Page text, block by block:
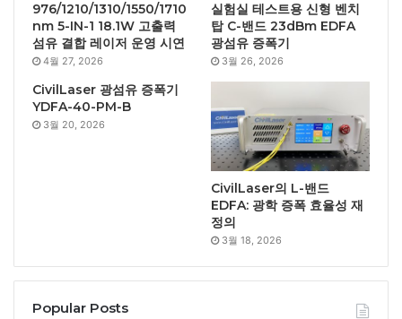
976/1210/1310/1550/1710
nm 5-IN-1 18.1W 고출력
섬유 결합 레이저 운영 시연
4월 27, 2026
실험실 테스트용 신형 벤치
탑 C-밴드 23dBm EDFA
광섬유 증폭기
3월 26, 2026
CivilLaser 광섬유 증폭기
YDFA-40-PM-B
3월 20, 2026
CivilLaser의 L-밴드
EDFA: 광학 증폭 효율성 재
정의
3월 18, 2026
Popular Posts